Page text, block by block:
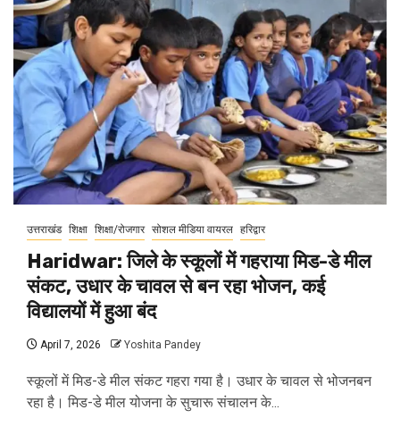
उत्तराखंड शिक्षा शिक्षा/रोजगार सोशल मीडिया वायरल हरिद्वार
Haridwar: जिले के स्कूलों में गहराया मिड-डे मील
संकट, उधार के चावल से बन रहा भोजन, कई
विद्यालयों में हुआ बंद
April 7, 2026 Yoshita Pandey
स्कूलों में मिड-डे मील संकट गहरा गया है। उधार के चावल से भोजनबन
रहा है। मिड-डे मील योजना के सुचारू संचालन के...